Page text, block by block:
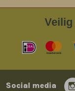
Veilig
Social media